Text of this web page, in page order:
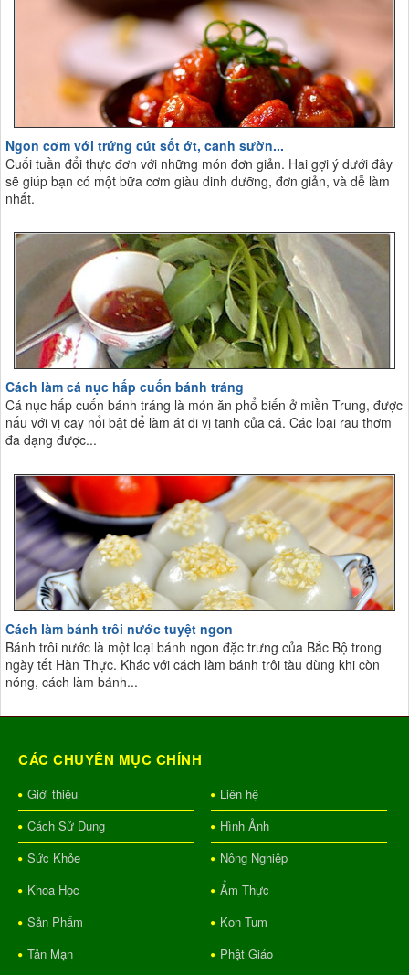
Ngon cơm với trứng cút sốt ớt, canh sườn...
Cuối tuần đổi thực đơn với những món đơn giản. Hai gợi ý dưới đây
sẽ giúp bạn có một bữa cơm giàu dinh dưỡng, đơn giản, và dễ làm
nhất.
Cách làm cá nục hấp cuốn bánh tráng
Cá nục hấp cuốn bánh tráng là món ăn phổ biến ở miền Trung, được
nấu với vị cay nổi bật để làm át đi vị tanh của cá. Các loại rau thơm
đa dạng được...
Cách làm bánh trôi nước tuyệt ngon
Bánh trôi nước là một loại bánh ngon đặc trưng của Bắc Bộ trong
ngày tết Hàn Thực. Khác với cách làm bánh trôi tàu dùng khi còn
nóng, cách làm bánh...
CÁC CHUYÊN MỤC CHÍNH
Giới thiệu
Liên hệ
Cách Sử Dụng
Hình Ảnh
Sức Khỏe
Nông Nghiệp
Khoa Học
Ẩm Thực
Sản Phẩm
Kon Tum
Tản Mạn
Phật Giáo